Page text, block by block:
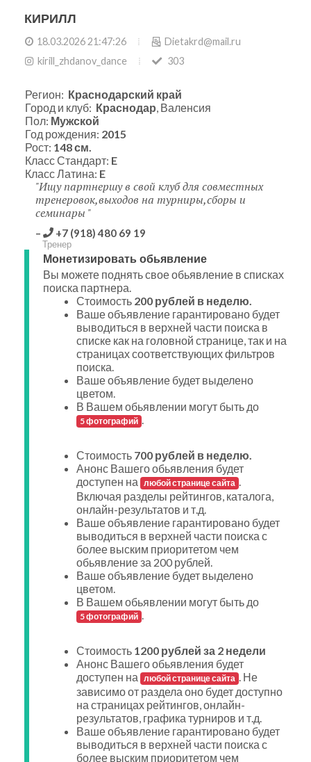
КИРИЛЛ
18.03.2026 21:47:26
Dietakrd@mail.ru
kirill_zhdanov_dance
303
Регион: Краснодарский край
Город и клуб: Краснодар , Валенсия
Пол: Мужской
Год рождения: 2015
Рост: 148 см.
Класс Стандарт: E
Класс Латина: E
Ищу партнершу в свой клуб для совместных
тренеровок,выходов на турниры,сборы и
семинары
+7 (918) 480 69 19
Тренер
Монетизировать обьявление
Вы можете поднять свое обьявление в списках
поиска партнера.
Стоимость 200 рублей в неделю.
Ваше объявление гарантировано будет
выводиться в верхней части поиска в
списке как на головной странице, так и на
страницах соответствующих фильтров
поиска.
Ваше объявление будет выделено
цветом.
В Вашем обьявлении могут быть до
5 фотографий .
Стоимость 700 рублей в неделю.
Анонс Вашего обьявления будет
доступен на любой странице сайта .
Включая разделы рейтингов, каталога,
онлайн-результатов и т.д.
Ваше объявление гарантировано будет
выводиться в верхней части поиска с
более выским приоритетом чем
обьявление за 200 рублей.
Ваше объявление будет выделено
цветом.
В Вашем обьявлении могут быть до
5 фотографий .
Стоимость 1200 рублей за 2 недели
Анонс Вашего обьявления будет
доступен на любой странице сайта . Не
зависимо от раздела оно будет доступно
на страницах рейтингов, онлайн-
результатов, графика турниров и т.д.
Ваше объявление гарантировано будет
выводиться в верхней части поиска с
более выским приоритетом чем